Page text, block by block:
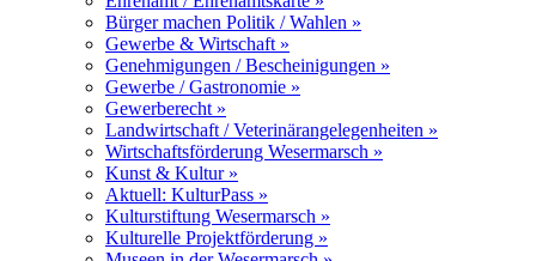
Bürger machen Politik / Wahlen »
Gewerbe & Wirtschaft »
Genehmigungen / Bescheinigungen »
Gewerbe / Gastronomie »
Gewerberecht »
Landwirtschaft / Veterinärangelegenheiten »
Wirtschaftsförderung Wesermarsch »
Kunst & Kultur »
Aktuell: KulturPass »
Kulturstiftung Wesermarsch »
Kulturelle Projektförderung »